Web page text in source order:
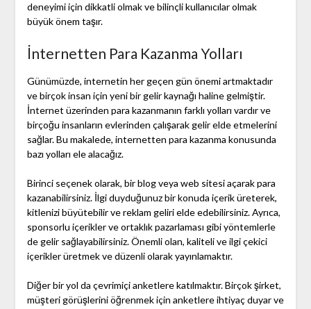
deneyimi için dikkatli olmak ve bilinçli kullanıcılar olmak
büyük önem taşır.
İnternetten Para Kazanma Yolları
Günümüzde, internetin her geçen gün önemi artmaktadır
ve birçok insan için yeni bir gelir kaynağı haline gelmiştir.
İnternet üzerinden para kazanmanın farklı yolları vardır ve
birçoğu insanların evlerinden çalışarak gelir elde etmelerini
sağlar. Bu makalede, internetten para kazanma konusunda
bazı yolları ele alacağız.
Birinci seçenek olarak, bir blog veya web sitesi açarak para
kazanabilirsiniz. İlgi duyduğunuz bir konuda içerik üreterek,
kitlenizi büyütebilir ve reklam geliri elde edebilirsiniz. Ayrıca,
sponsorlu içerikler ve ortaklık pazarlaması gibi yöntemlerle
de gelir sağlayabilirsiniz. Önemli olan, kaliteli ve ilgi çekici
içerikler üretmek ve düzenli olarak yayınlamaktır.
Diğer bir yol da çevrimiçi anketlere katılmaktır. Birçok şirket,
müşteri görüşlerini öğrenmek için anketlere ihtiyaç duyar ve